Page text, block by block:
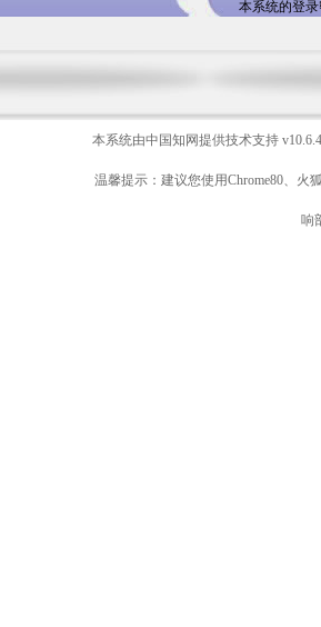
本系统的登
本系统由中国知网提供技术支持
温馨提示：建议您使用Chrome80、火
响